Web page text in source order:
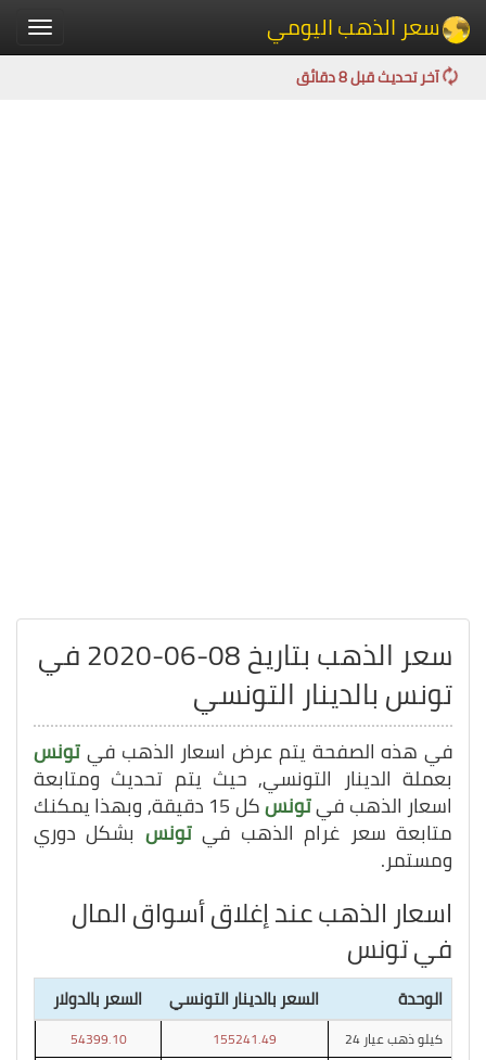
Toggle سعر الذهب اليومي
آخر تحديث قبل 8 دقائق
سعر الذهب بتاريخ 08-06-2020 في
تونس بالدينار التونسي
في هذه الصفحة يتم عرض اسعار الذهب فيتونس
بعملة الدينار التونسي, حيث يتم تحديث ومتابعة
اسعار الذهب فيتونس كل 15 دقيقة, وبهذا يمكنك
متابعة سعر غرام الذهب فيتونس بشكل دوري
ومستمر.
اسعار الذهب عند إغلاق أسواق المال
في تونس
الوحدة السعر بالدينار التونسي السعر بالدولار
كيلو ذهب عيار 24 155241.49
54399.10